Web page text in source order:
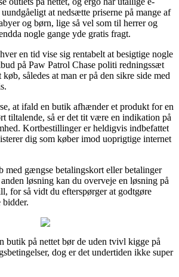
at nedsætte priserne på mange af
og børn, lige så vel som til herrer og
nogle gange yde gratis fragt.
en tid vise sig rentabelt at besigtige nogle
på Paw Patrol Chase politi redningssæt
således at man er på den sikre side med
at ifald en butik afhænder et produkt for en
tiltalende, så er det tit være en indikation på
Kortbestillinger er heldigvis indbefattet
dig som køber imod uoprigtige internet
med gængse betalingskort eller betalinger
løsning kan du overveje en løsning på
for så vidt du efterspørger at godtgøre
bidder.
butik på nettet bør de uden tvivl kigge på
dog er det undertiden ikke super